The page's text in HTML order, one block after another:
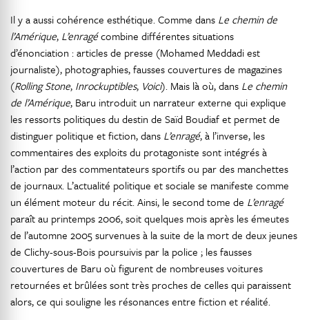
Il y a aussi cohérence esthétique. Comme dans Le chemin de
l’Amérique, L’enragécombine différentes situations
d’énonciation : articles de presse (Mohamed Meddadi est
journaliste), photographies, fausses couvertures de magazines
(Rolling Stone, Inrockuptibles, Voici). Mais là où, dans Le chemin
de l’Amérique, Baru introduit un narrateur externe qui explique
les ressorts politiques du destin de Saïd Boudiaf et permet de
distinguer politique et fiction, dans L’enragé, à l’inverse, les
commentaires des exploits du protagoniste sont intégrés à
l’action par des commentateurs sportifs ou par des manchettes
de journaux. L’actualité politique et sociale se manifeste comme
un élément moteur du récit. Ainsi, le second tome de L’enragé
paraît au printemps 2006, soit quelques mois après les émeutes
de l’automne 2005 survenues à la suite de la mort de deux jeunes
de Clichy-sous-Bois poursuivis par la police ; les fausses
couvertures de Baru où figurent de nombreuses voitures
retournées et brûlées sont très proches de celles qui paraissent
alors, ce qui souligne les résonances entre fiction et réalité.